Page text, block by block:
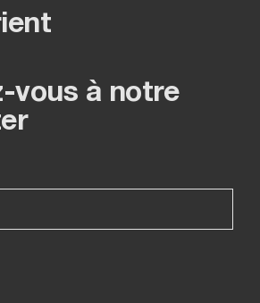
vous à notre